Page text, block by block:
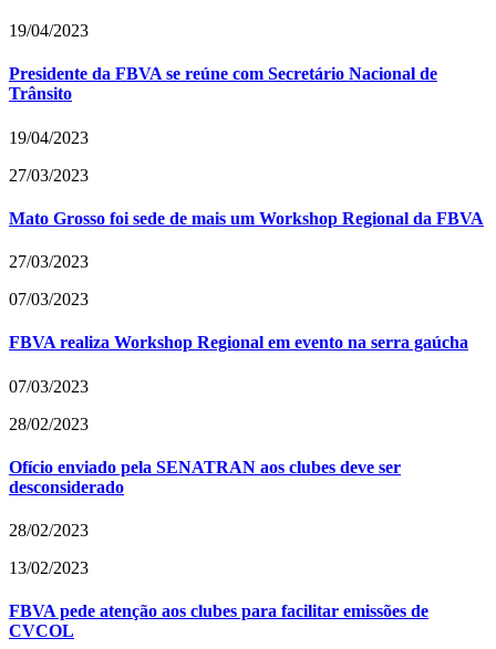
19/04/2023
Presidente da FBVA se reúne com Secretário Nacional de
Trânsito
19/04/2023
27/03/2023
Mato Grosso foi sede de mais um Workshop Regional da FBVA
27/03/2023
07/03/2023
FBVA realiza Workshop Regional em evento na serra gaúcha
07/03/2023
28/02/2023
Ofício enviado pela SENATRAN aos clubes deve ser
desconsiderado
28/02/2023
13/02/2023
FBVA pede atenção aos clubes para facilitar emissões de
CVCOL